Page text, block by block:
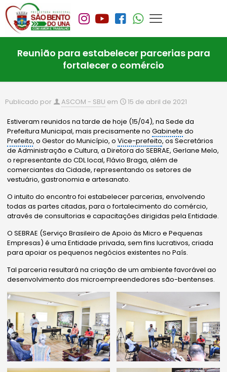
Reunião para estabelecer parcerias para
fortalecer o comércio
Publicado por ASCOM - SBU em 15 de abril de 2021
Estiveram reunidos na tarde de hoje (15/04), na Sede da
Prefeitura Municipal, mais precisamente noGabinete do
Prefeito, o Gestor do Município, oVice-prefeito, os Secretários
de Administração e Cultura, a Diretora do SEBRAE, Gerlane Melo,
o representante do CDL local, Flávio Braga, além de
comerciantes da Cidade, representando os setores de
vestuário, gastronomia e artesanato.
O intuito do encontro foi estabelecer parcerias, envolvendo
todas as partes citadas, para o fortalecimento do comércio,
através de consultorias e capacitações dirigidas pela Entidade.
O SEBRAE (Serviço Brasileiro de Apoio às Micro e Pequenas
Empresas) é uma Entidade privada, sem fins lucrativos, criada
para apoiar os pequenos negócios existentes no País.
Tal parceria resultará na criação de um ambiente favorável ao
desenvolvimento dos microempreendedores são-bentenses.